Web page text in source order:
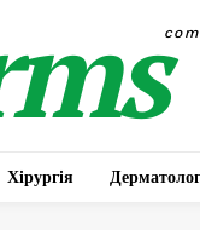
Хірургія